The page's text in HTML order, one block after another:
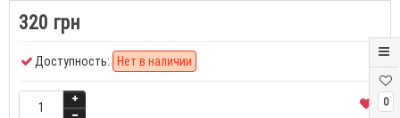
0
320 грн
Доступность: Нет в наличии